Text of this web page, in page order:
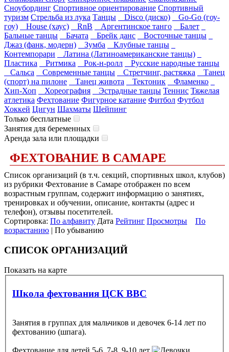
Сноубординг Спортивное ориентирование Спортивный
туризм Стрельба из лука Танцы Disco (диско)
Go-Go (гоу-
гоу)
House (хаус) RnB Аргентинское танго
Балет
Бальные танцы
Бачата Брейк данс
Восточные танцы
Джаз (фанк, модерн)
Зумба
Клубные танцы
Контемпорари
Латина (Латиноамериканские танцы)
Пластика
Ритмика Рок-н-ролл
Русские народные танцы
Сальса
Современные танцы Стретчинг, растяжка
Танец
(спорт) на пилоне
Танец живота Тектоник
Фламенко
Хип-Хоп
Хореография Эстрадные танцы Теннис Тяжелая
атлетика Фехтование Фигурное катание Фитбол Футбол
Хоккей Цигун Шахматы Шейпинг
Только бесплатные
Занятия для беременных
Аренда зала или площадки
ФЕХТОВАНИЕ В САМАРЕ
Список организаций (в т.ч. секций, спортивных школ, клубов)
из рубрики Фехтование в Самаре отображен по всем
возрастным группам, содержит информацию о занятиях,
тренировках и обучении, описание, контакты (адрес и
телефон), отзывы посетителей.
Сортировка: По алфавиту Дата Рейтинг Просмотры
По
возрастанию | По убыванию
СПИСОК ОРГАНИЗАЦИЙ
Показать на карте
Школа фехтования ЦСК ВВС
Занятия в группах для мальчиков и девочек 6-14 лет по
фехтованию (шпага).
Фехтование для детей 5-6, 7-8, 9-10 лет